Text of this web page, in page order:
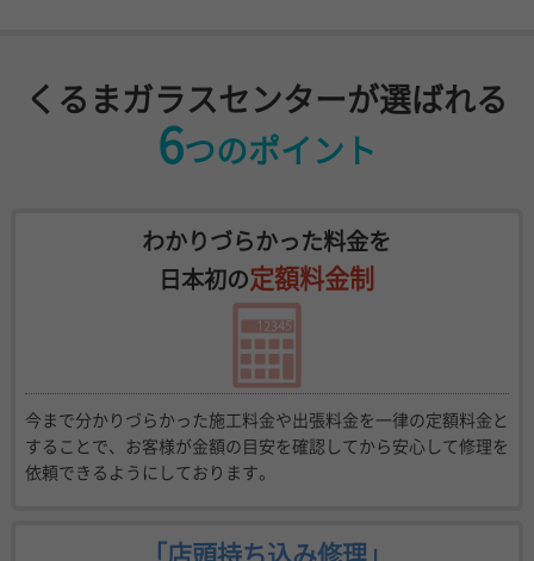
くるまガラスセンターが選ばれる
6つのポイント
わかりづらかった料金を
日本初の定額料金制
今まで分かりづらかった施工料金や出張料金を一律の定額料金と
することで、お客様が金額の目安を確認してから安心して修理を
依頼できるようにしております。